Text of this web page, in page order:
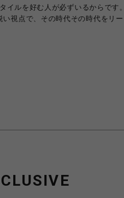
ルを好む人が必ずいるからで
視点で、その時代その時代をリ